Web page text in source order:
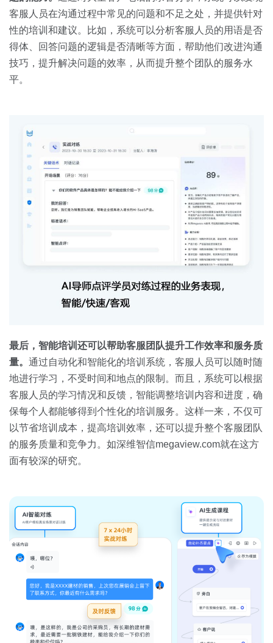
客服人员在沟通过程中常见的问题和不足之处，并提供针对
性的培训和建议。比如，系统可以分析客服人员的用语是否
得体、回答问题的逻辑是否清晰等方面，帮助他们改进沟通
技巧，提升解决问题的效率，从而提升整个团队的服务水
平。
最后，智能培训还可以帮助客服团队提升工作效率和服务质
量。 通过自动化和智能化的培训系统，客服人员可以随时随
地进行学习，不受时间和地点的限制。而且，系统可以根据
客服人员的学习情况和反馈，智能调整培训内容和进度，确
保每个人都能够得到个性化的培训服务。这样一来，不仅可
以节省培训成本，提高培训效率，还可以提升整个客服团队
的服务质量和竞争力。如深维智信megaview.com就在这方
面有较深的研究。